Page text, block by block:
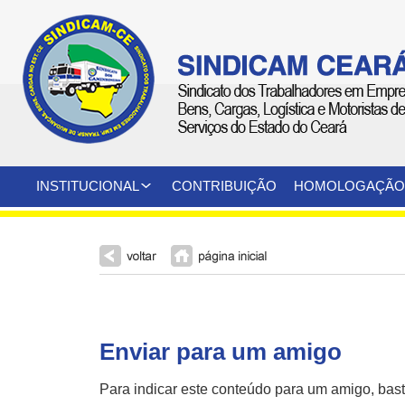
INSTITUCIONAL CONTRIBUIÇÃO HOMOLOGAÇÃO
Enviar para um amigo
Para indicar este conteúdo para um amigo,